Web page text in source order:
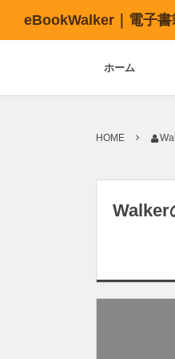
eBookWalker｜電子書
ホーム
HOME
Walker